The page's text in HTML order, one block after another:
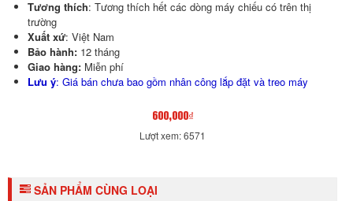
Tương thích: Tương thích hết các dòng máy chiếu có trên thị
trường
Xuất xứ: Việt Nam
Bảo hành: 12 tháng
Giao hàng: Miễn phí
Lưu ý: Giá bán chưa bao gồm nhân công lắp đặt và treo máy
600,000₫
Lượt xem: 6571
SẢN PHẨM CÙNG LOẠI